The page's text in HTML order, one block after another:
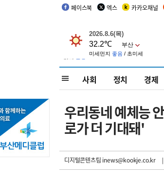
페이스북 엑스 카카오채널
사회 정치 경제
우리동네 예체능
로가 더 기대돼'
디지털콘텐츠팀 inews@kookje.co.kr